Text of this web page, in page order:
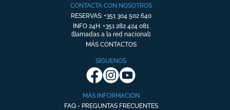
CONTACTA CON NOSOTROS
RESERVAS: +351 304 502 640
INFO 24H: +351 282 424 081
(llamadas a la red nacional)
MÁS CONTACTOS
SÍGUENOS
MÁS INFORMACIÓN
FAQ - PREGUNTAS FRECUENTES